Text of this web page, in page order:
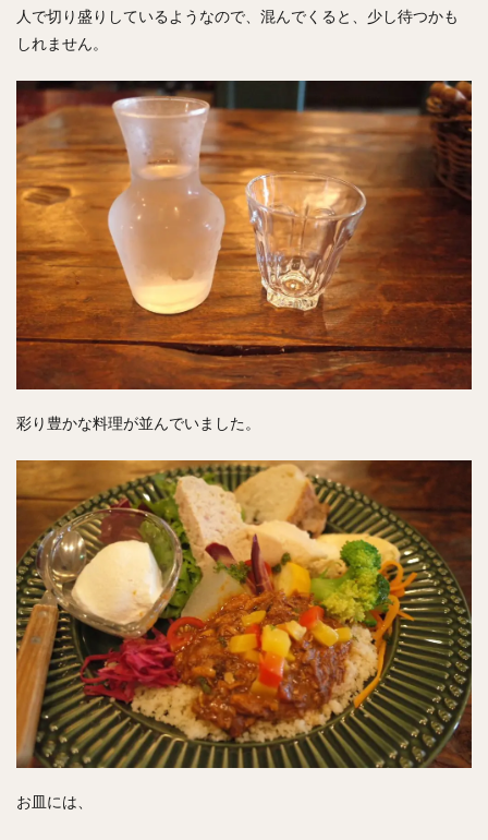
人で切り盛りしているようなので、混んでくると、少し待つかも
しれません。
彩り豊かな料理が並んでいました。
お皿には、